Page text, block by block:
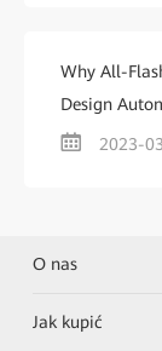
Why All-
Design
2023-
O nas
Jak kupić